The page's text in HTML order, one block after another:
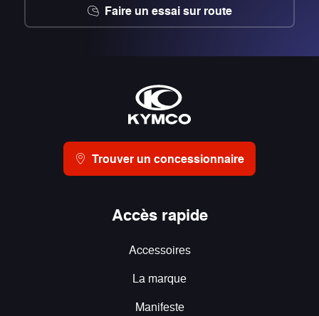
Faire un essai sur route
Trouver un concessionnaire
Accès rapide
Accessoires
La marque
Manifeste